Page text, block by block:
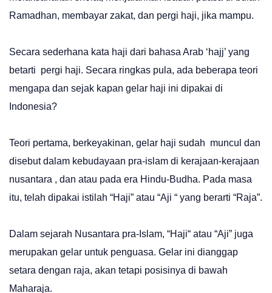
Ramadhan, membayar zakat, dan pergi haji, jika mampu.
Secara sederhana kata haji dari bahasa Arab ‘hajj’ yang
betarti pergi haji. Secara ringkas pula, ada beberapa teori
mengapa dan sejak kapan gelar haji ini dipakai di
Indonesia?
Teori pertama, berkeyakinan, gelar haji sudah muncul dan
disebut dalam kebudayaan pra-islam di kerajaan-kerajaan
nusantara , dan atau pada era Hindu-Budha. Pada masa
itu, telah dipakai istilah “Haji” atau “Aji “ yang berarti “Raja”.
Dalam sejarah Nusantara pra-Islam, “Haji“ atau “Aji” juga
merupakan gelar untuk penguasa. Gelar ini dianggap
setara dengan raja, akan tetapi posisinya di bawah
Maharaja.